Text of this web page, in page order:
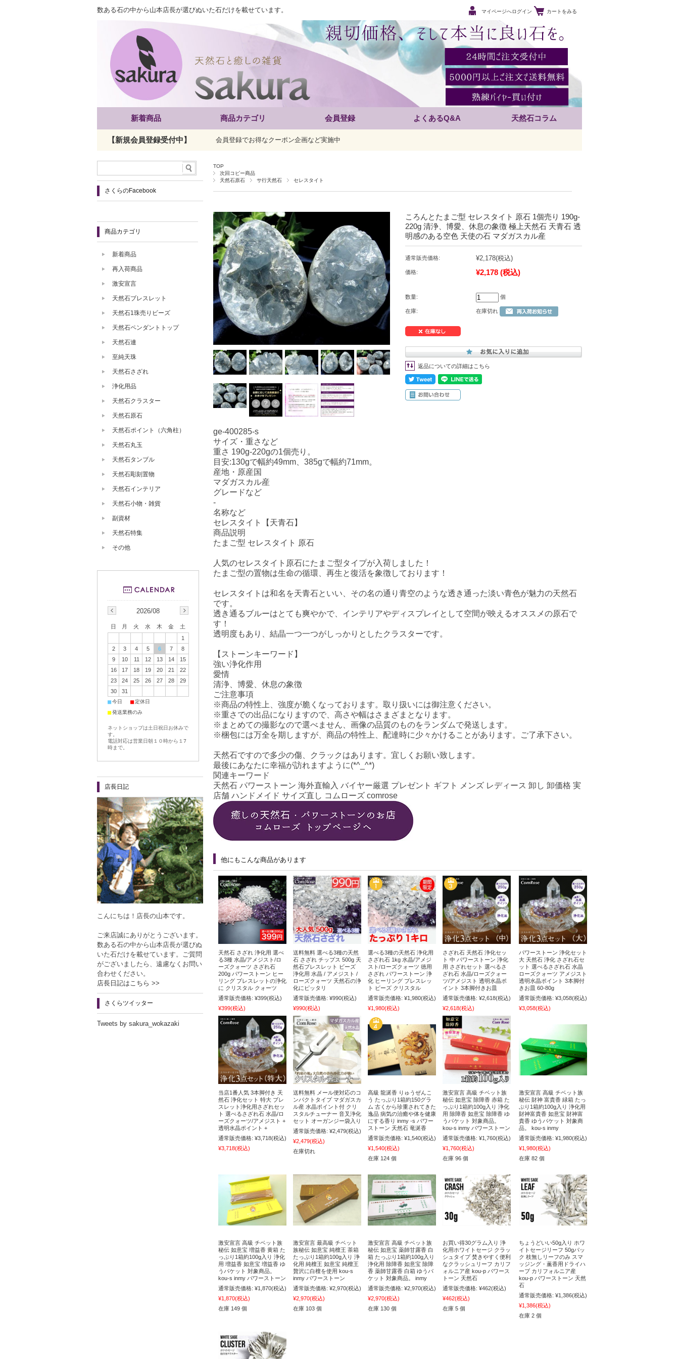
数ある石の中から山本店長が選びぬいた石だけを載せています。 マイページへログイン カートをみる
新着商品 商品カテゴリ 会員登録 よくあるQ&A 天然石コラム
【新規会員登録受付中】 会員登録でお得なクーポン企画など実施中
TOP
次回コピー商品
天然石原石
サ行天然石 セレスタイト
ころんとたまご型 セレスタイト 原石 1個売り 190g-
220g 清浄、博愛、休息の象徴 極上天然石 天青石 透
明感のある空色 天使の石 マダガスカル産
通常販売価格: ¥2,178(税込)
価格: ¥2,178 (税込)
数量: 個
在庫: 在庫切れ
返品についての詳細はこちら
ge-400285-s
サイズ・重さなど
重さ 190g-220gの1個売り。
目安:130gで幅約49mm、385gで幅約71mm。
産地・原産国
マダガスカル産
グレードなど
-
名称など
セレスタイト【天青石】
商品説明
たまご型 セレスタイト 原石
人気のセレスタイト原石にたまご型タイプが入荷しました！
たまご型の置物は生命の循環、再生と復活を象徴しております！
セレスタイトは和名を天青石といい、その名の通り青空のような透き通った淡い青色が魅力の天然石
です。
透き通るブルーはとても爽やかで、インテリアやディスプレイとして空間が映えるオススメの原石で
す！
透明度もあり、結晶一つ一つがしっかりとしたクラスターです。
【ストーンキーワード】
強い浄化作用
愛情
清浄、博愛、休息の象徴
ご注意事項
※商品の特性上、強度が脆くなっております。取り扱いには御注意ください。
※重さでの出品になりますので、高さや幅はさまざまとなります。
※まとめての撮影なので選べません、画像の品質のものをランダムで発送します。
※梱包には万全を期しますが、商品の特性上、配達時に少々かけることがあります。ご了承下さい。
天然石ですので多少の傷、クラックはあります。宜しくお願い致します。
最後にあなたに幸福が訪れますように(*^_^*)
関連キーワード
天然石 パワーストーン 海外直輸入 バイヤー厳選 プレゼント ギフト メンズ レディース 卸し 卸価格 実
店舗 ハンドメイド サイズ直し コムローズ comrose
他にもこんな商品があります
天然石 さざれ 浄化用 選べ
る3種 水晶/アメジスト/ロ
ーズクォーツ さざれ石
200g パワーストーン ヒー
リング ブレスレットの浄化
に クリスタル クォーツ
通常販売価格: ¥399(税込)
¥399(税込)
送料無料 選べる3種の天然
石 さざれ チップス 500g 天
然石ブレスレット ビーズ
浄化用 水晶 / アメジスト /
ローズクォーツ 天然石の浄
化にピッタリ
通常販売価格: ¥990(税込)
¥990(税込)
選べる3種の天然石 浄化用
さざれ石 1kg 水晶/アメジ
スト/ローズクォーツ 徳用
さざれ パワーストーン 浄
化 ヒーリング ブレスレッ
ト ビーズ クリスタル
通常販売価格: ¥1,980(税込)
¥1,980(税込)
さざれ石 天然石 浄化セッ
ト 中 パワーストーン 浄化
用 さざれセット 選べるさ
ざれ石 水晶/ローズクォー
ツ/アメジスト 透明水晶ポ
イント 3本脚付きお皿
通常販売価格: ¥2,618(税込)
¥2,618(税込)
パワーストーン 浄化セット
大 天然石 浄化 さざれ石セ
ット 選べるさざれ石 水晶
ローズクォーツ アメジスト
透明水晶ポイント 3本脚付
きお皿 60-80g
通常販売価格: ¥3,058(税込)
¥3,058(税込)
当店1番人気 3本脚付き 天
然石 浄化セット 特大 ブレ
スレット浄化用さざれセッ
ト 選べるさざれ石 水晶/ロ
ーズクォーツ/アメジスト +
透明水晶ポイント +
通常販売価格: ¥3,718(税込)
¥3,718(税込)
送料無料 メール便対応のコ
ンパクトタイプ マダガスカ
ル産 水晶ポイント付 クリ
スタルチューナー 音叉浄化
セット オーガンジー袋入り
通常販売価格: ¥2,479(税込)
¥2,479(税込)
在庫切れ
高級 龍涎香 りゅうぜんこ
う たっぷり1箱約150グラ
ム 古くから珍重されてきた
逸品 病気の治癒や体を健康
にする香り inmy -s パワー
ストーン 天然石 竜涎香
通常販売価格: ¥1,540(税込)
¥1,540(税込)
在庫 124 個
激安宣言 高級 チベット族
秘伝 如意宝 除障香 赤箱 た
っぷり1箱約100g入り 浄化
用 除障香 如意宝 除障香 ゆ
うパケット 対象商品。
kou-s inmy パワーストーン
通常販売価格: ¥1,760(税込)
¥1,760(税込)
在庫 96 個
激安宣言 高級 チベット族
秘伝 財神 富貴香 緑箱 たっ
ぷり1箱約100g入り 浄化用
財神富貴香 如意宝 財神富
貴香 ゆうパケット 対象商
品。 kou-s inmy
通常販売価格: ¥1,980(税込)
¥1,980(税込)
在庫 82 個
激安宣言 高級 チベット族
秘伝 如意宝 増益香 黄箱 た
っぷり1箱約100g入り 浄化
用 増益香 如意宝 増益香 ゆ
うパケット 対象商品。
kou-s inmy パワーストーン
通常販売価格: ¥1,870(税込)
¥1,870(税込)
在庫 149 個
激安宣言 最高級 チベット
族秘伝 如意宝 純檀王 茶箱
たっぷり1箱約100g入り 浄
化用 純檀王 如意宝 純檀王
贅沢に白檀を使用 kou-s
inmy パワーストーン
通常販売価格: ¥2,970(税込)
¥2,970(税込)
在庫 103 個
激安宣言 高級 チベット族
秘伝 如意宝 薬師甘露香 白
箱 たっぷり1箱約100g入り
浄化用 除障香 如意宝 除障
香 薬師甘露香 白箱 ゆうパ
ケット 対象商品。 inmy
通常販売価格: ¥2,970(税込)
¥2,970(税込)
在庫 130 個
お買い得30グラム入り 浄
化用ホワイトセージ クラッ
シュタイプ 焚きやすく便利
なクラッシュリーフ カリフ
ォルニア産 kou-p パワース
トーン 天然石
通常販売価格: ¥462(税込)
¥462(税込)
在庫 5 個
ちょうどいい50g入り ホワ
イトセージリーフ 50gパッ
ク 枝無しリーフのみ スマ
ッジング・薫香用ドライハ
ーブ カリフォルニア産
kou-p パワーストーン 天然
石
通常販売価格: ¥1,386(税込)
¥1,386(税込)
在庫 2 個
さくらのFacebook
商品カテゴリ
新着商品
再入荷商品
激安宣言
天然石ブレスレット
天然石1珠売りビーズ
天然石ペンダントトップ
天然石連
至純天珠
天然石さざれ
浄化用品
天然石クラスター
天然石原石
天然石ポイント（六角柱）
天然石丸玉
天然石タンブル
天然石彫刻置物
天然石インテリア
天然石小物・雑貨
副資材
天然石特集
その他
2026/08
日 月 火 水 木 金
土
1
2
3 4 5 6 7
8
9
10 11 12 13 14
15
16
17 18 19 20 21
22
23
24 25 26 27 28
29
30
31
■今日 ■定休日
■発送業務のみ
ネットショップは土日祝日お休みで
す。
電話対応は営業日朝１０時から１7
時まで。
店長日記
こんにちは！店長の山本です。
ご来店誠にありがとうございます。
数ある石の中から山本店長が選びぬ
いた石だけを載せています。ご質問
がございましたら、遠慮なくお問い
合わせください。
店長日記はこちら >>
さくらツイッター
Tweets by sakura_wokazaki